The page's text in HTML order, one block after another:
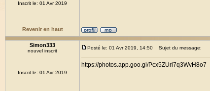
Inscrit le: 01 Avr 2019
Revenir en haut
Simon333
nouvel inscrit
Inscrit le: 01 Avr 2019
Posté le: 01 Avr 2019, 14:50 Sujet du message:
https://photos.app.goo.gl/Pcx5ZUri7q3WvH8o7